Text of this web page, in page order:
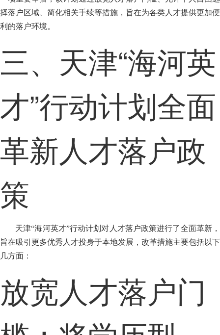
择落户区域、简化相关手续等措施，旨在为各类人才提供更加便
利的落户环境。
三、天津“海河英
才”行动计划全面
革新人才落户政
策
天津“海河英才”行动计划对人才落户政策进行了全面革新，
旨在吸引更多优秀人才投身于本地发展，改革措施主要包括以下
几方面：
放宽人才落户门